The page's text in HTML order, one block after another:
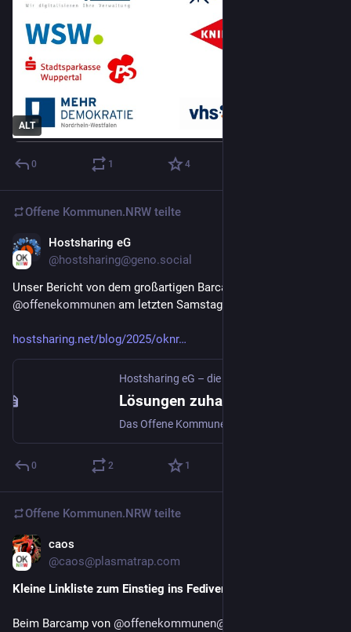
ALT
0 1 4
Offene Kommunen.NRW teilte
Hostsharing eG
@hostsharing@geno.social
@offenekommunen am letzten Samstag in Wuppertal.
hostsharing.net/blog/2025/oknr
Lösungen zuhauf
0 2 1
Offene Kommunen.NRW teilte
caos
@caos@plasmatrap.com
Kleine Linkliste zum Einstieg ins Fediverse
Beim Barcamp von @offenekommunen@nrw.social